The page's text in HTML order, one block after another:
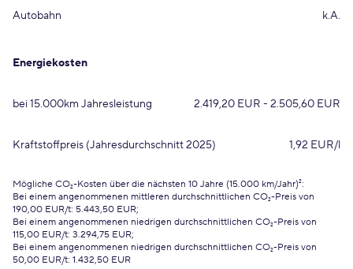
Autobahn k.A.
Energiekosten
bei 15.000km Jahresleistung 2.419,20 EUR - 2.505,60 EUR
Kraftstoffpreis (Jahresdurchschnitt 2025) 1,92 EUR/l
Mögliche CO₂-Kosten über die nächsten 10 Jahre (15.000 km/Jahr)²:
Bei einem angenommenen mittleren durchschnittlichen CO₂-Preis von
190,00 EUR/t: 5.443,50 EUR;
Bei einem angenommenen niedrigen durchschnittlichen CO₂-Preis von
115,00 EUR/t: 3.294,75 EUR;
Bei einem angenommenen niedrigen durchschnittlichen CO₂-Preis von
50,00 EUR/t: 1.432,50 EUR